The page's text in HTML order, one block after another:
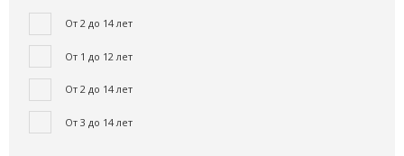
От 2 до 14 лет
От 1 до 12 лет
От 2 до 14 лет
От 3 до 14 лет